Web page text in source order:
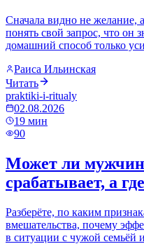
Сначала видно не желание,
понять свой запрос, что он
домашний способ только
Раиса Ильинская
Читать
praktiki-i-ritualy
02.08.2026
19 мин
90
Может ли
срабатывает, а
Разберёте, по каким
вмешательства, почему
в ситуации с чужой семьёй